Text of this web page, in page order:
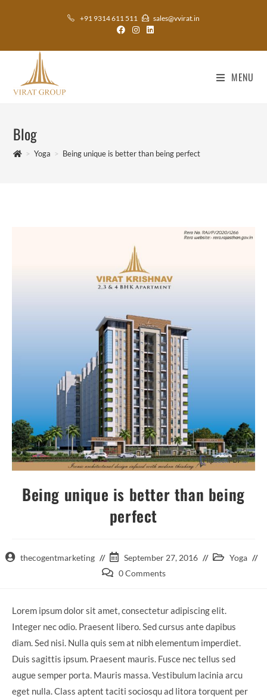
+91 9314 611 511 sales@vvirat.in
MENU
Blog
> Yoga > Being unique is better than being perfect
Being unique is better than being
perfect
thecogentmarketing September 27, 2016
Yoga
0 Comments
Lorem ipsum dolor sit amet, consectetur adipiscing elit.
Integer nec odio. Praesent libero. Sed cursus ante dapibus
diam. Sed nisi. Nulla quis sem at nibh elementum imperdiet.
Duis sagittis ipsum. Praesent mauris. Fusce nec tellus sed
augue semper porta. Mauris massa. Vestibulum lacinia arcu
eget nulla. Class aptent taciti sociosqu ad litora torquent per